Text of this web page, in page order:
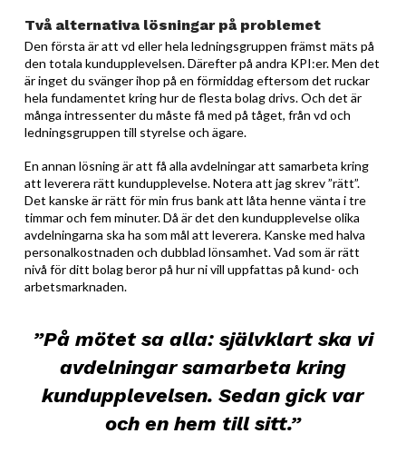
Två alternativa lösningar på problemet
Den första är att vd eller hela ledningsgruppen främst mäts på
den totala kundupplevelsen. Därefter på andra KPI:er. Men det
är inget du svänger ihop på en förmiddag eftersom det ruckar
hela fundamentet kring hur de flesta bolag drivs. Och det är
många intressenter du måste få med på tåget, från vd och
ledningsgruppen till styrelse och ägare.
En annan lösning är att få alla avdelningar att samarbeta kring
att leverera rätt kundupplevelse. Notera att jag skrev ”rätt”.
Det kanske är rätt för min frus bank att låta henne vänta i tre
timmar och fem minuter. Då är det den kundupplevelse olika
avdelningarna ska ha som mål att leverera. Kanske med halva
personalkostnaden och dubblad lönsamhet. Vad som är rätt
nivå för ditt bolag beror på hur ni vill uppfattas på kund- och
arbetsmarknaden.
”På mötet sa alla: självklart ska vi
avdelningar samarbeta kring
kundupplevelsen. Sedan gick var
och en hem till sitt.”